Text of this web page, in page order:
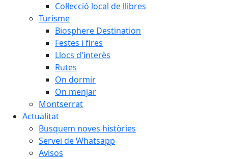
Col·lecció local de llibres
Turisme
Biosphere Destination
Festes i fires
Llocs d'interès
Rutes
On dormir
On menjar
Montserrat
Actualitat
Busquem noves històries
Servei de Whatsapp
Avisos